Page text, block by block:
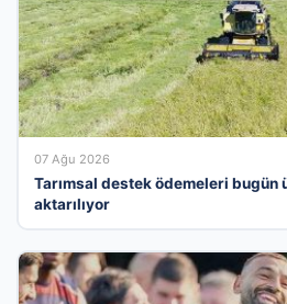
07 Ağu 2026
Tarımsal destek ödemeleri bugün
aktarılıyor